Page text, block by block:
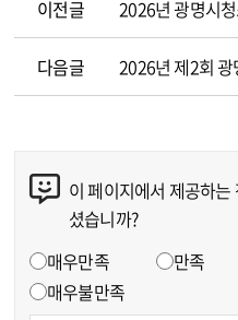
이전글
다음글
이 페이지에서 제공하
셨습니까?
매우만족 만족
매우불만족